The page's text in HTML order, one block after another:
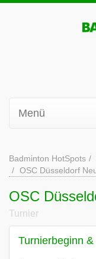
Menü
Badminton HotSpots
OSC Düsseldorf
OSC
Turnier
Turnierbeginn